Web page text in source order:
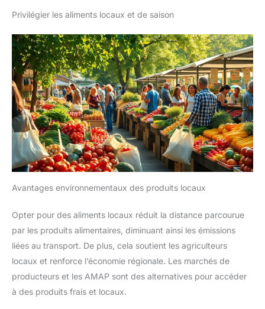
Privilégier les aliments locaux et de saison
Avantages environnementaux des produits locaux
Opter pour des aliments locaux réduit la distance parcourue
par les produits alimentaires, diminuant ainsi les émissions
liées au transport. De plus, cela soutient les agriculteurs
locaux et renforce l’économie régionale. Les marchés de
producteurs et les AMAP sont des alternatives pour accéder
à des produits frais et locaux.